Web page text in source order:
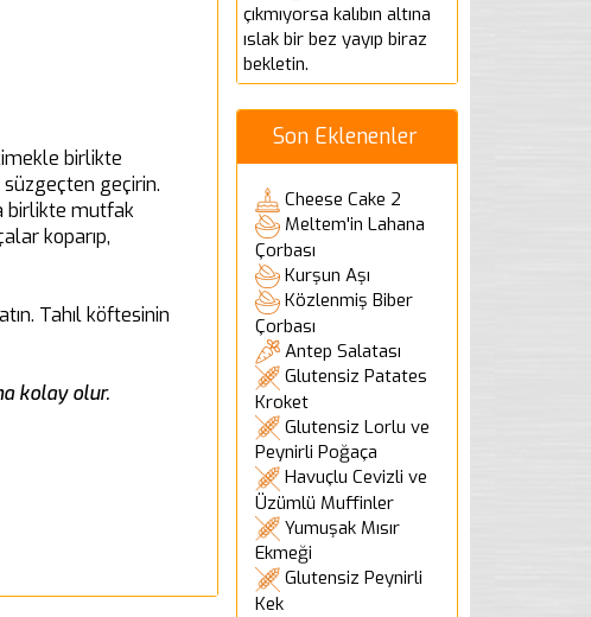
birlikte
geçirin.
birlikte mutfak
koparıp,
Tahıl köftesinin
kolay olur.
çıkmıyorsa kalıbın altına
ıslak bir bez yayıp biraz
bekletin.
Son Eklenenler
Cheese Cake 2
Meltem'in Lahana
Çorbası
Kurşun Aşı
Közlenmiş Biber
Çorbası
Antep Salatası
Glutensiz Patates
Kroket
Glutensiz Lorlu ve
Peynirli Poğaça
Havuçlu Cevizli ve
Üzümlü Muffinler
Yumuşak Mısır
Ekmeği
Glutensiz Peynirli
Kek